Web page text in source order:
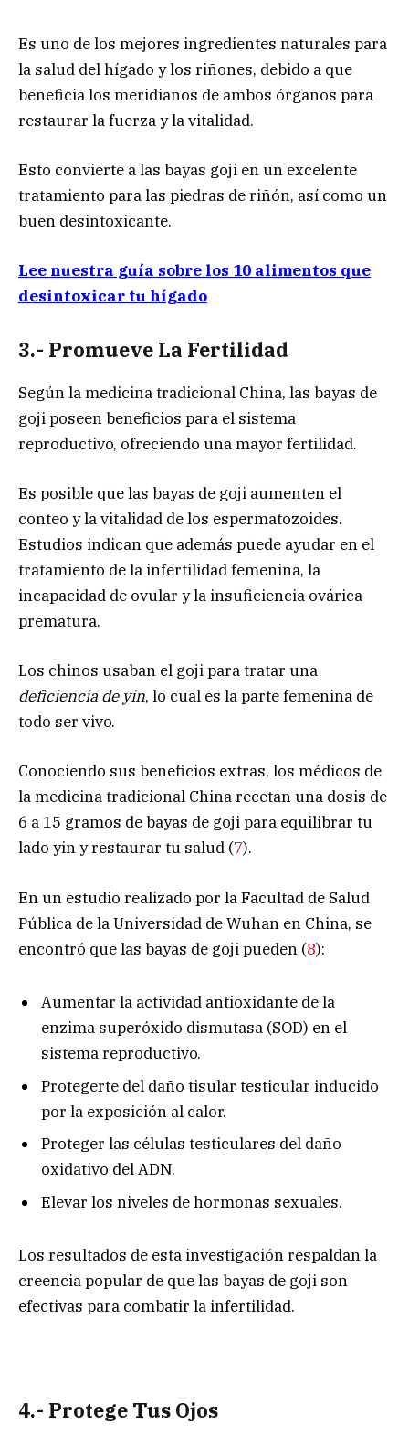
Es uno de los mejores ingredientes naturales para
la salud del hígado y los riñones, debido a que
beneficia los meridianos de ambos órganos para
restaurar la fuerza y la vitalidad.
Esto convierte a las bayas goji en un excelente
tratamiento para las piedras de riñón, así como un
buen desintoxicante.
Lee nuestra guía sobre los 10 alimentos que
desintoxicar tu hígado
3.- Promueve La Fertilidad
Según la medicina tradicional China, las bayas de
goji poseen beneficios para el sistema
reproductivo, ofreciendo una mayor fertilidad.
Es posible que las bayas de goji aumenten el
conteo y la vitalidad de los espermatozoides.
Estudios indican que además puede ayudar en el
tratamiento de la infertilidad femenina, la
incapacidad de ovular y la insuficiencia ovárica
prematura.
Los chinos usaban el goji para tratar una
deficiencia de yin, lo cual es la parte femenina de
todo ser vivo.
Conociendo sus beneficios extras, los médicos de
la medicina tradicional China recetan una dosis de
6 a 15 gramos de bayas de goji para equilibrar tu
lado yin y restaurar tu salud (7).
En un estudio realizado por la Facultad de Salud
Pública de la Universidad de Wuhan en China, se
encontró que las bayas de goji pueden (8):
Aumentar la actividad antioxidante de la
enzima superóxido dismutasa (SOD) en el
sistema reproductivo.
Protegerte del daño tisular testicular inducido
por la exposición al calor.
Proteger las células testiculares del daño
oxidativo del ADN.
Elevar los niveles de hormonas sexuales.
Los resultados de esta investigación respaldan la
creencia popular de que las bayas de goji son
efectivas para combatir la infertilidad.
4.- Protege Tus Ojos